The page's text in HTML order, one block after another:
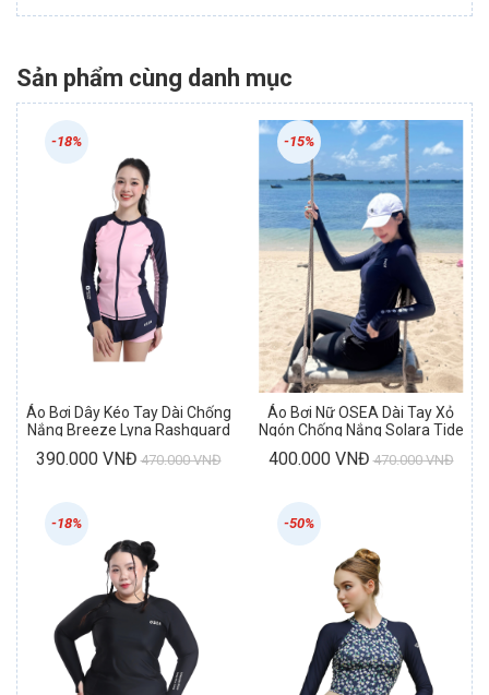
Sản phẩm cùng danh mục
Áo Bơi Dây Kéo Tay Dài Chống
Nắng Breeze Lyna Rashguard
390.000 VNĐ 470.000 VNĐ
-18%
Áo Bơi Nữ OSEA Dài Tay Xỏ
Ngón Chống Nắng Solara Tide
400.000 VNĐ 470.000 VNĐ
-15%
-18% -50%